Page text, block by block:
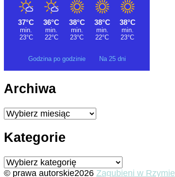
Godzina po godzinie Na 25 dni
Archiwa
Archiwa
Kategorie
Kategorie
© prawa autorskie2026 Zagubieni w Rzymie